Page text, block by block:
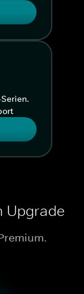
Upgrade